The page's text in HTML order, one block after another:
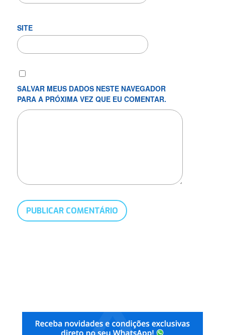
SITE
SALVAR MEUS DADOS NESTE NAVEGADOR
PARA A PRÓXIMA VEZ QUE EU COMENTAR.